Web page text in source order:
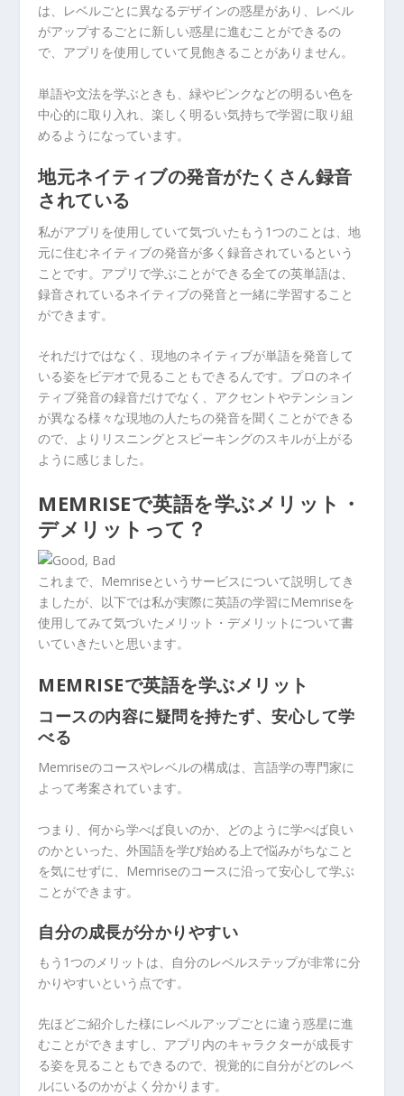
は、レベルごとに異なるデザインの惑星があり、レベル
がアップするごとに新しい惑星に進むことができるの
で、アプリを使用していて見飽きることがありません。
単語や文法を学ぶときも、緑やピンクなどの明るい色を
中心的に取り入れ、楽しく明るい気持ちで学習に取り組
めるようになっています。
地元ネイティブの発音がたくさん録音
されている
私がアプリを使用していて気づいたもう1つのことは、地
元に住むネイティブの発音が多く録音されているという
ことです。アプリで学ぶことができる全ての英単語は、
録音されているネイティブの発音と一緒に学習すること
ができます。
それだけではなく、現地のネイティブが単語を発音して
いる姿をビデオで見ることもできるんです。プロのネイ
ティブ発音の録音だけでなく、アクセントやテンション
が異なる様々な現地の人たちの発音を聞くことができる
ので、よりリスニングとスピーキングのスキルが上がる
ように感じました。
MEMRISEで英語を学ぶメリット・
デメリットって？
これまで、Memriseというサービスについて説明してき
ましたが、以下では私が実際に英語の学習にMemriseを
使用してみて気づいたメリット・デメリットについて書
いていきたいと思います。
MEMRISEで英語を学ぶメリット
コースの内容に疑問を持たず、安心して学
べる
Memriseのコースやレベルの構成は、言語学の専門家に
よって考案されています。
つまり、何から学べば良いのか、どのように学べば良い
のかといった、外国語を学び始める上で悩みがちなこと
を気にせずに、Memriseのコースに沿って安心して学ぶ
ことができます。
自分の成長が分かりやすい
もう1つのメリットは、自分のレベルステップが非常に分
かりやすいという点です。
先ほどご紹介した様にレベルアップごとに違う惑星に進
むことができますし、アプリ内のキャラクターが成長す
る姿を見ることもできるので、視覚的に自分がどのレベ
ルにいるのかがよく分かります。